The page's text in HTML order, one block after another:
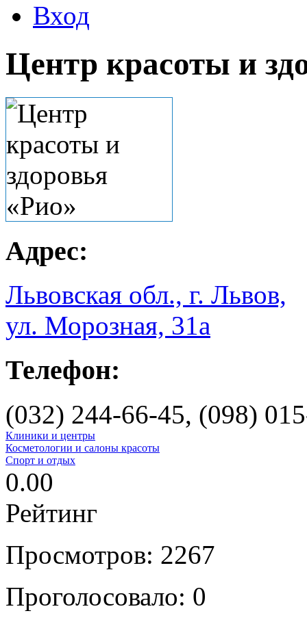
Вход
Центр красоты и
Адрес:
Львовская обл., г. Львов,
ул. Морозная, 31а
Телефон:
(032) 244-66-45, (098)
Клиники и центры
Косметологии и салоны красоты
Спорт и отдых
0.00
Рейтинг
Просмотров: 2267
Проголосовало: 0